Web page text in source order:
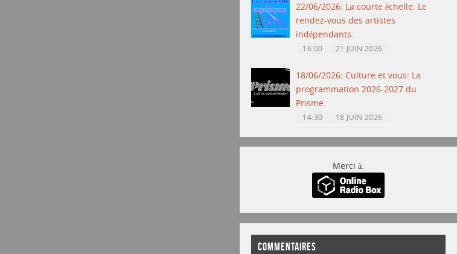
22/06/2026: La courte échelle: Le
rendez-vous des artistes
indépendants.
16:00 21 JUIN 2026
18/06/2026: Culture et vous: La
programmation 2026-2027 du
Prisme.
14:30 18 JUIN 2026
Merci à:
COMMENTAIRES